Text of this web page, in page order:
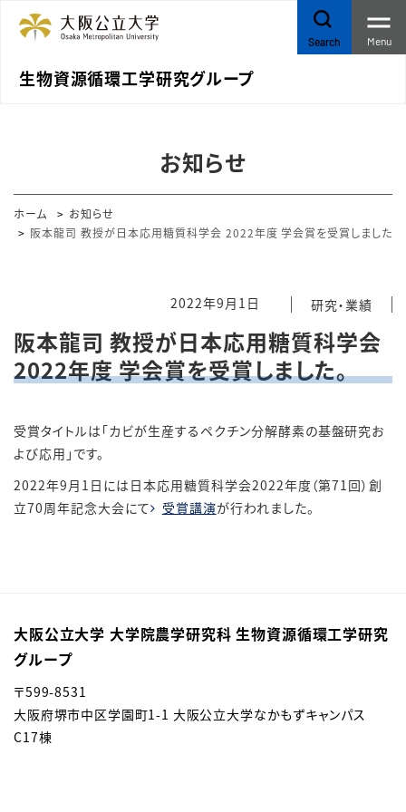
生物資源循環工学研究グループ
Search Menu
お知らせ
ホーム
お知らせ
阪本龍司 教授が日本応用糖質科学会 2022年度 学会賞を受賞しました。
2022年9月1日 研究・業績
阪本龍司 教授が日本応用糖質科学会
2022年度 学会賞を受賞しました。
受賞タイトルは「カビが生産するペクチン分解酵素の基盤研究お
よび応用」です。
2022年9月1日には日本応用糖質科学会2022年度（第71回）創
立70周年記念大会にて
受賞講演が行われました。
大阪公立大学 大学院農学研究科 生物資源循環工学研究
グループ
〒599-8531
大阪府堺市中区学園町1-1 大阪公立大学なかもずキャンパス
C17棟